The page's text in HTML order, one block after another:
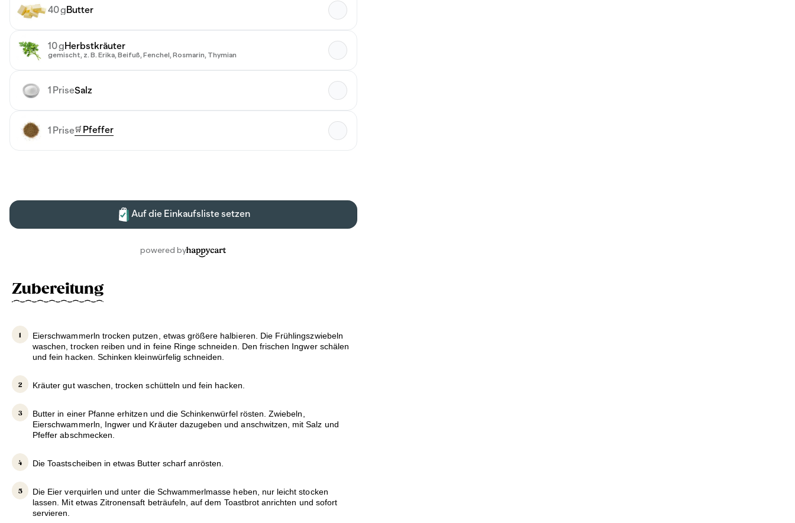
Zubereitung
Eierschwammerln trocken putzen, etwas größere halbieren. Die Frühlingszwiebeln
waschen, trocken reiben und in feine Ringe schneiden. Den frischen Ingwer schälen
und fein hacken. Schinken kleinwürfelig schneiden.
Kräuter gut waschen, trocken schütteln und fein hacken.
Butter in einer Pfanne erhitzen und die Schinkenwürfel rösten. Zwiebeln,
Eierschwammerln, Ingwer und Kräuter dazugeben und anschwitzen, mit Salz und
Pfeffer abschmecken.
Die Toastscheiben in etwas Butter scharf anrösten.
Die Eier verquirlen und unter die Schwammerlmasse heben, nur leicht stocken
lassen. Mit etwas Zitronensaft beträufeln, auf dem Toastbrot anrichten und sofort
servieren.